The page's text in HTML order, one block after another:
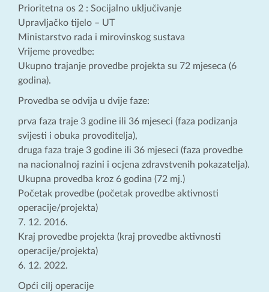
Prioritetna os 2 : Socijalno uključivanje
Upravljačko tijelo – UT
Ministarstvo rada i mirovinskog sustava
Vrijeme provedbe:
Ukupno trajanje provedbe projekta su 72 mjeseca (6
godina).
Provedba se odvija u dvije faze:
prva faza traje 3 godine ili 36 mjeseci (faza podizanja
svijesti i obuka provoditelja),
druga faza traje 3 godine ili 36 mjeseci (faza provedbe
na nacionalnoj razini i ocjena zdravstvenih pokazatelja).
Ukupna provedba kroz 6 godina (72 mj.)
Početak provedbe (početak provedbe aktivnosti
operacije/projekta)
7. 12. 2016.
Kraj provedbe projekta (kraj provedbe aktivnosti
operacije/projekta)
6. 12. 2022.
Opći cilj operacije